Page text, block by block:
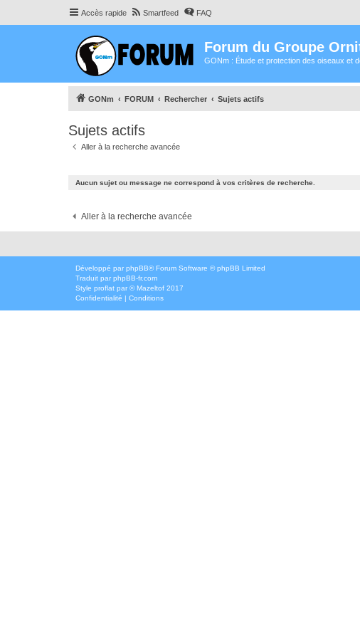
Accès rapide Smartfeed FAQ
Forum du Groupe
GONm : Étude et protection des oiseaux et
GONm FORUM Rechercher Sujets actifs
Sujets actifs
Aller à la recherche avancée
Aucun sujet ou message ne correspond à vos critères de recherche.
Aller à la recherche avancée
Développé par phpBB® Forum Software © phpBB Limited
Traduit par phpBB-fr.com
Style proflat par ©Mazeltof 2017
Confidentialité | Conditions